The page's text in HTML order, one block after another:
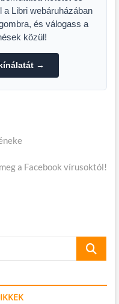
a Libri webáruházában
és válogass a
közül!
→
a Facebook vírusoktól!
keresés